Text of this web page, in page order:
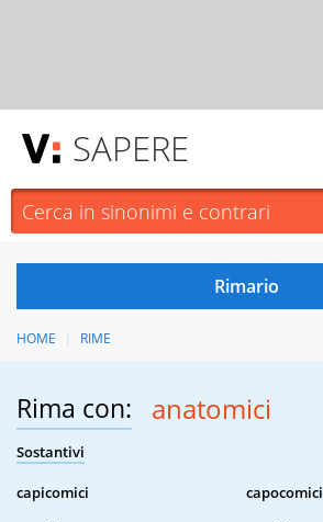
SAPERE
HOME RIME
Rima con: anatomici
Sostantivi
capicomici
capocomici